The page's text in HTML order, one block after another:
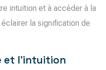
intuition et à accéder à la
la signification de
et l’intuition